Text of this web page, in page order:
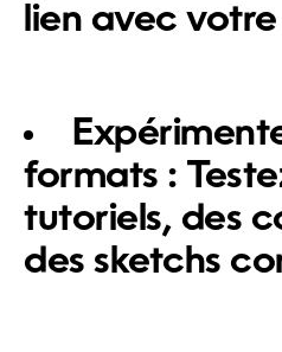
lien avec
formats :
tutoriels, des
des sketchs